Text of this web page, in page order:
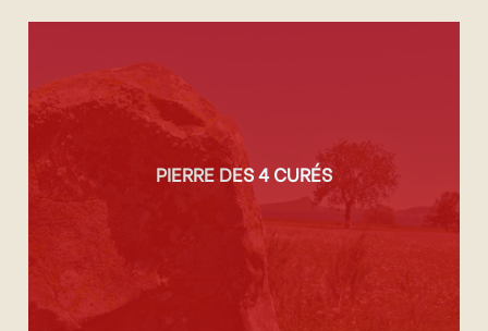
PIERRE DES 4 CURÉS